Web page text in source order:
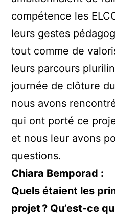
compétence les
leurs gestes
tout comme de
leurs parcours
journée de clôture
nous avons
qui ont porté ce
et nous leur avons
questions.
Chiara Bemporad :
Quels étaient les
projet ? Qu’est-ce